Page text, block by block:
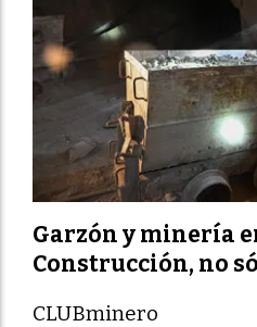
Garzón y minería
Construcción, no
CLUBminero